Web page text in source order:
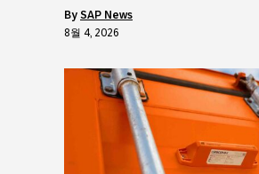
by SAP News
8월 4, 2026